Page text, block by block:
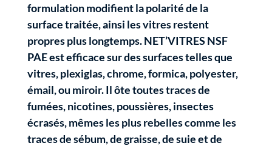
formulation modifient la polarité de la
surface traitée, ainsi les vitres restent
propres plus longtemps. NET’VITRES NSF
PAE est efficace sur des surfaces telles que
vitres, plexiglas, chrome, formica, polyester,
émail, ou miroir. Il ôte toutes traces de
fumées, nicotines, poussières, insectes
écrasés, mêmes les plus rebelles comme les
traces de sébum, de graisse, de suie et de